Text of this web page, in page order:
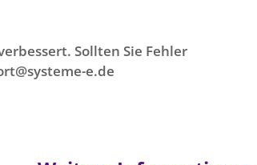
Sollten Sie Fehler
e.de